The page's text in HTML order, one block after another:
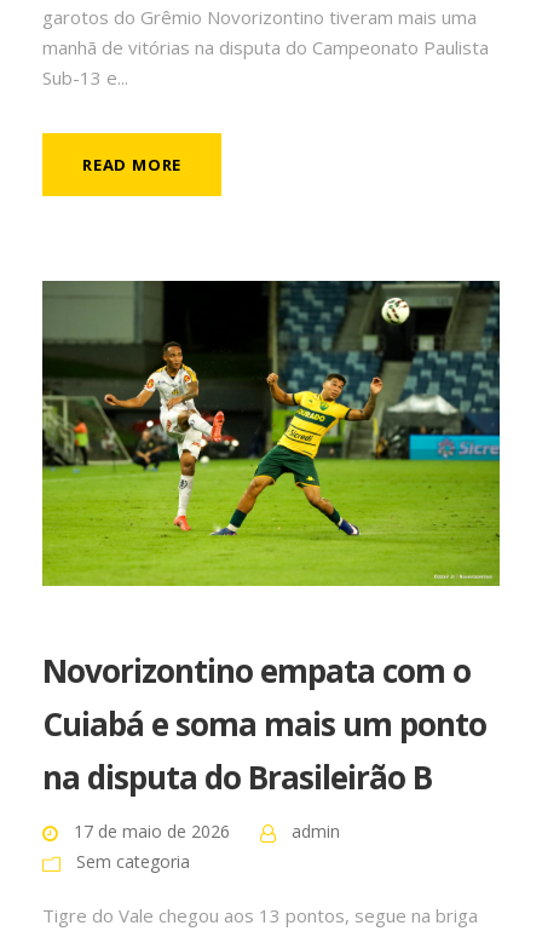
garotos do Grêmio Novorizontino tiveram mais uma
manhã de vitórias na disputa do Campeonato Paulista
Sub-13 e...
READ MORE
Novorizontino empata com o
Cuiabá e soma mais um ponto
na disputa do Brasileirão B
17 de maio de 2026
admin
Sem categoria
Tigre do Vale chegou aos 13 pontos, segue na briga